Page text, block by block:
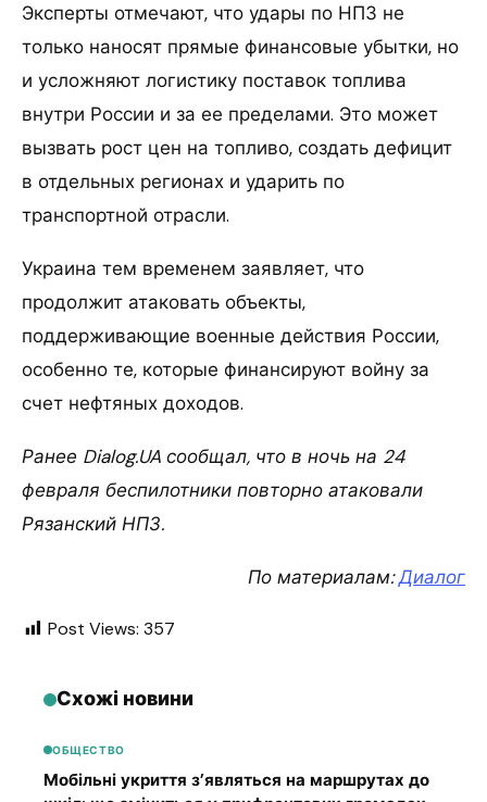
Эксперты отмечают, что удары по НПЗ не
только наносят прямые финансовые убытки, но
и усложняют логистику поставок топлива
внутри России и за ее пределами. Это может
вызвать рост цен на топливо, создать дефицит
в отдельных регионах и ударить по
транспортной отрасли.
Украина тем временем заявляет, что
продолжит атаковать объекты,
поддерживающие военные действия России,
особенно те, которые финансируют войну за
счет нефтяных доходов.
Ранее Dialog.UA сообщал, что в ночь на 24
февраля беспилотники повторно атаковали
Рязанский НПЗ.
По материалам:Диалог
Post Views: 357
Схожі новини
ОБЩЕСТВО
Мобільні укриття з’являться на маршрутах до